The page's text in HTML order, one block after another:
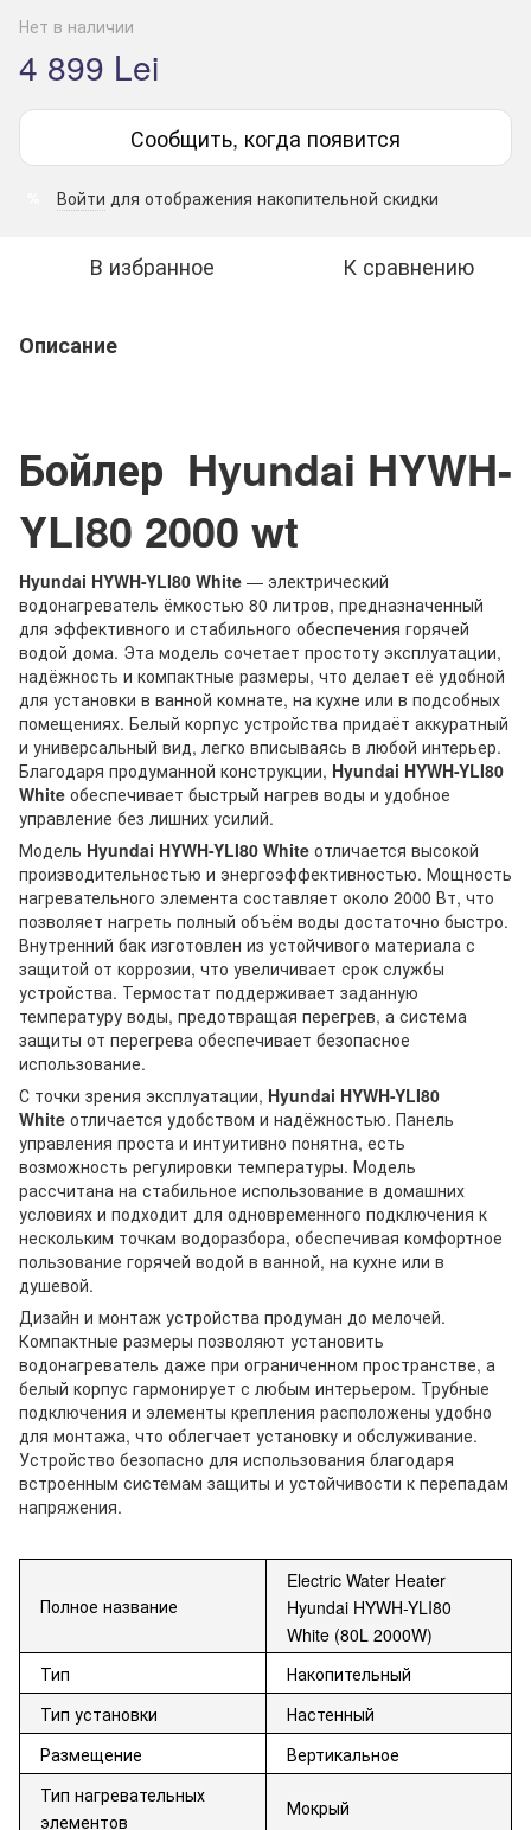
Нет в наличии
4 899 Lei
Сообщить, когда появится
Войти для отображения накопительной скидки
В избранное К сравнению
Описание
Бойлер Hyundai HYWH-
YLI80 2000 wt
Hyundai HYWH-YLI80 White — электрический
водонагреватель ёмкостью 80 литров, предназначенный
для эффективного и стабильного обеспечения горячей
водой дома. Эта модель сочетает простоту эксплуатации,
надёжность и компактные размеры, что делает её удобной
для установки в ванной комнате, на кухне или в подсобных
помещениях. Белый корпус устройства придаёт аккуратный
и универсальный вид, легко вписываясь в любой интерьер.
Благодаря продуманной конструкции, Hyundai HYWH-YLI80
White обеспечивает быстрый нагрев воды и удобное
управление без лишних усилий.
Модель Hyundai HYWH-YLI80 White отличается высокой
производительностью и энергоэффективностью. Мощность
нагревательного элемента составляет около 2000 Вт, что
позволяет нагреть полный объём воды достаточно быстро.
Внутренний бак изготовлен из устойчивого материала с
защитой от коррозии, что увеличивает срок службы
устройства. Термостат поддерживает заданную
температуру воды, предотвращая перегрев, а система
защиты от перегрева обеспечивает безопасное
использование.
С точки зрения эксплуатации, Hyundai HYWH-YLI80
White отличается удобством и надёжностью. Панель
управления проста и интуитивно понятна, есть
возможность регулировки температуры. Модель
рассчитана на стабильное использование в домашних
условиях и подходит для одновременного подключения к
нескольким точкам водоразбора, обеспечивая комфортное
пользование горячей водой в ванной, на кухне или в
душевой.
Дизайн и монтаж устройства продуман до мелочей.
Компактные размеры позволяют установить
водонагреватель даже при ограниченном пространстве, а
белый корпус гармонирует с любым интерьером. Трубные
подключения и элементы крепления расположены удобно
для монтажа, что облегчает установку и обслуживание.
Устройство безопасно для использования благодаря
встроенным системам защиты и устойчивости к перепадам
напряжения.
Полное название
Electric Water Heater
Hyundai HYWH-YLI80
White (80L 2000W)
Тип
Накопительный
Тип установки
Настенный
Размещение
Вертикальное
Тип нагревательных
элементов
Мокрый